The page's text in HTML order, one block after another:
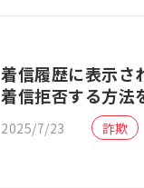
着信履歴に表示さ
着信拒否する方法
2025/7/23 詐欺